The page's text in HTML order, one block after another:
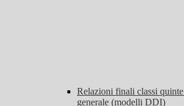
Relazioni finali classi
generale (modelli DDI)